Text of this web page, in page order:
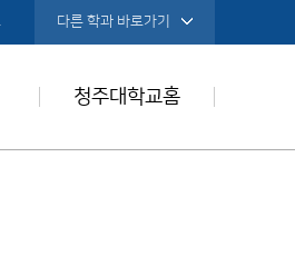
다른 학과 바로가기
청주대학교홈